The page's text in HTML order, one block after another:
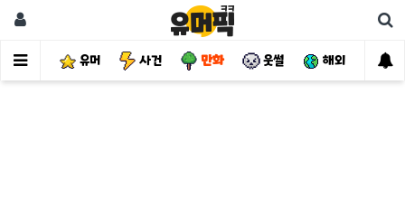
유머 사건 만화 웃썰 해외 핫